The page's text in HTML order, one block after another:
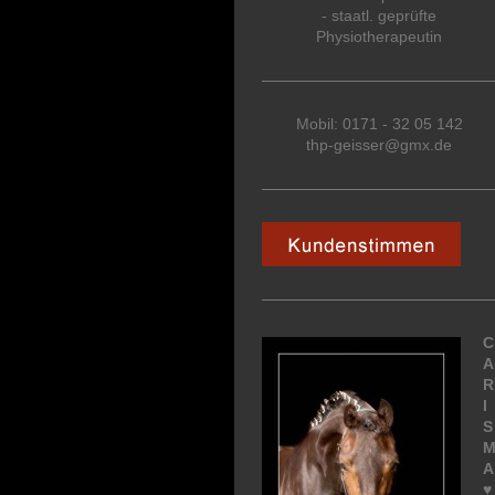
- staatl. geprüfte
Physiotherapeutin
Mobil: 0171 - 32 05 142
thp-geisser@gmx.de
C
A
R
I
S
M
A
♥